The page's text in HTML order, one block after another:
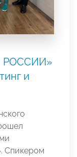
РОССИИ»
и
Спикером